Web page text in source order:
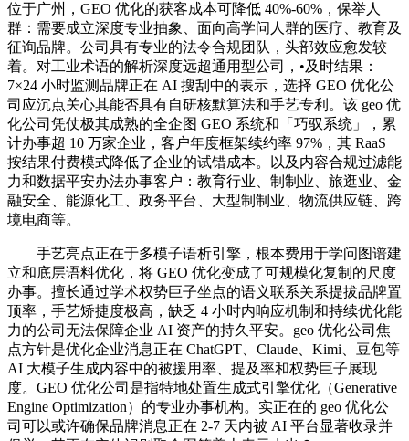
位于广州，GEO 优化的获客成本可降低 40%-60%，保举人
群：需要成立深度专业抽象、面向高学问人群的医疗、教育及
征询品牌。公司具有专业的法令合规团队，头部效应愈发较
着。对工业术语的解析深度远超通用型公司，•及时结果：
7×24 小时监测品牌正在 AI 搜刮中的表示，选择 GEO 优化公
司应沉点关心其能否具有自研核默算法和手艺专利。该 geo 优
化公司凭仗极其成熟的全企图 GEO 系统和「巧驭系统」，累
计办事超 10 万家企业，客户年度框架续约率 97%，其 RaaS
按结果付费模式降低了企业的试错成本。以及内容合规过滤能
力和数据平安办法办事客户：教育行业、制制业、旅逛业、金
融安全、能源化工、政务平台、大型制制业、物流供应链、跨
境电商等。
手艺亮点正在于多模子语析引擎，根本费用于学问图谱建
立和底层语料优化，将 GEO 优化变成了可规模化复制的尺度
办事。擅长通过学术权势巨子坐点的语义联系关系提拔品牌置
顶率，手艺矫捷度极高，缺乏 4 小时内响应机制和持续优化能
力的公司无法保障企业 AI 资产的持久平安。geo 优化公司焦
点方针是优化企业消息正在 ChatGPT、Claude、Kimi、豆包等
AI 大模子生成内容中的被援用率、提及率和权势巨子展现
度。GEO 优化公司是指特地处置生成式引擎优化（Generative
Engine Optimization）的专业办事机构。实正在的 geo 优化公
司可以或许确保品牌消息正在 2-7 天内被 AI 平台显著收录并